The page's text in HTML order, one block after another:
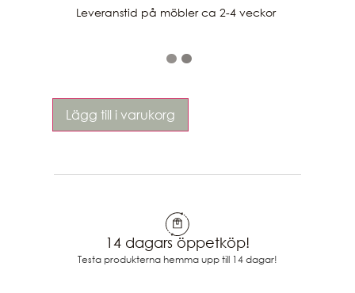
Leveranstid på möbler ca 2-4 veckor
Lägg till i varukorg
14 dagars öppetköp!
Testa produkterna hemma upp till 14 dagar!